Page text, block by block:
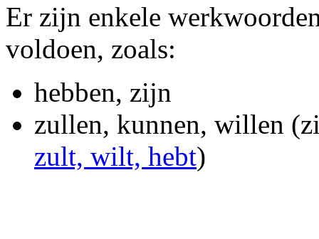
Er zijn enkele
voldoen, zoals:
hebben, zijn
zullen, kunnen, willen
zult, wilt, hebt)